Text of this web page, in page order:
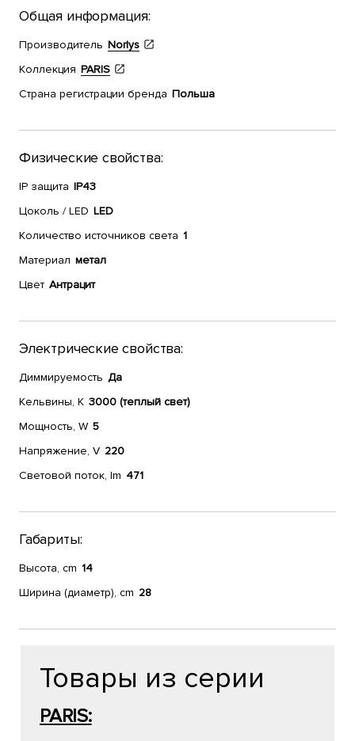
Общая информация:
Производитель Norlys
Коллекция PARIS
Страна регистрации бренда Польша
Физические свойства:
IP защита IP43
Цоколь / LED LED
Количество источников света 1
Материал метал
Цвет Антрацит
Электрические свойства:
Диммируемость Да
Кельвины, К 3000 (теплый свет)
Мощность, W 5
Напряжение, V 220
Световой поток, lm 471
Габариты:
Высота, cm 14
Ширина (диаметр), cm 28
Товары из серии
PARIS: